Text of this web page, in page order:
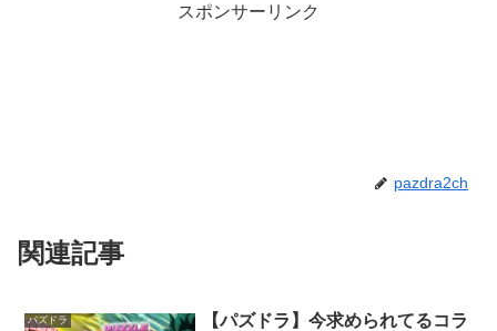
スポンサーリンク
pazdra2ch
関連記事
パズドラ
【パズドラ】今求められてるコラ